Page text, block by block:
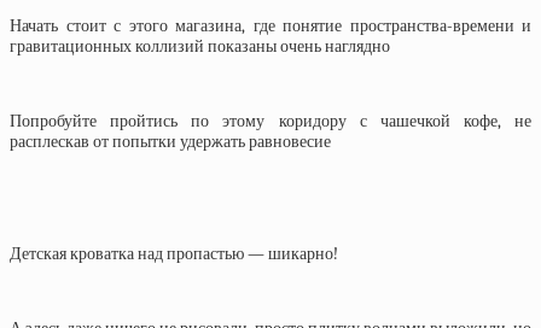
Начать стоит с этого магазина, где понятие пространства-времени и
гравитационных коллизий показаны очень наглядно
Попробуйте пройтись по этому коридору с чашечкой кофе, не
расплескав от попытки удержать равновесие
Детская кроватка над пропастью — шикарно!